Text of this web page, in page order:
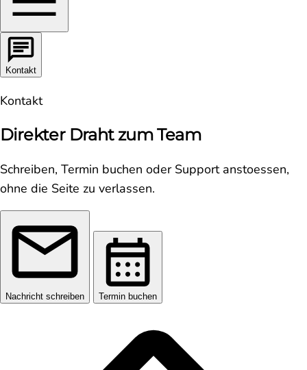
Kontakt
Kontakt
Direkter Draht zum Team
Schreiben, Termin buchen oder Support anstoessen,
ohne die Seite zu verlassen.
Nachricht schreiben Termin buchen